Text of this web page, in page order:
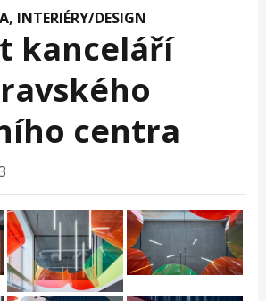
, INTERIÉRY/DESIGN
kanceláří
centra